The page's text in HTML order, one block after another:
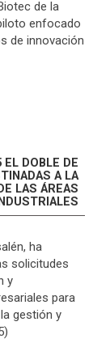
de la
enfocado
de innovación
EL DOBLE DE
A LA
LAS ÁREAS
INDUSTRIALES
ha
solicitudes
y
para
gestión y